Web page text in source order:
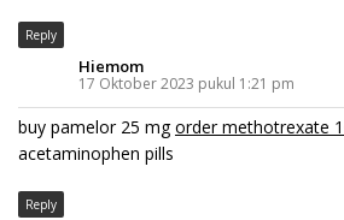
Reply
Hiemom
17 Oktober 2023 pukul 1:21 pm
buy pamelor 25 mgorder methotrexate
acetaminophen pills
Reply